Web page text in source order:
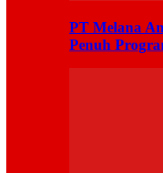
PT Melana
Penuh